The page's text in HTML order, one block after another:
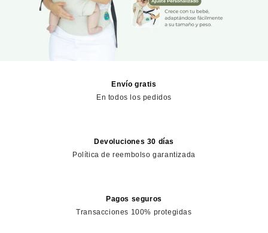
Envío gratis
En todos los pedidos
Devoluciones 30 días
Política de reembolso garantizada
Pagos seguros
Transacciones 100% protegidas